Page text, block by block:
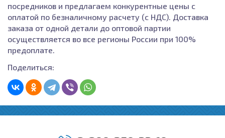
посредников и предлагаем конкурентные цены с
оплатой по безналичному расчету (с НДС). Доставка
заказа от одной детали до оптовой партии
осуществляется во все регионы России при 100%
предоплате.
Поделиться: